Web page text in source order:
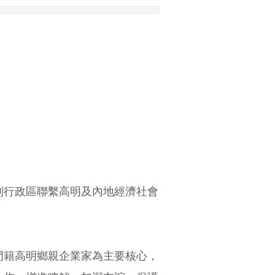
政區聯繫高明及內地經濟社會
高明鄉親企業家為主要核心，